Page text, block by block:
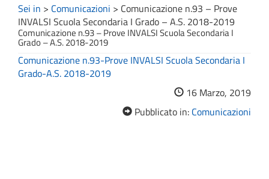
Sei in > Comunicazioni > Comunicazione n.93 – Prove
INVALSI Scuola Secondaria I Grado – A.S. 2018-2019
Comunicazione n.93 – Prove INVALSI Scuola Secondaria I
Grado – A.S. 2018-2019
Comunicazione n.93-Prove INVALSI Scuola Secondaria I
Grado-A.S. 2018-2019
16 Marzo, 2019
Pubblicato in: Comunicazioni